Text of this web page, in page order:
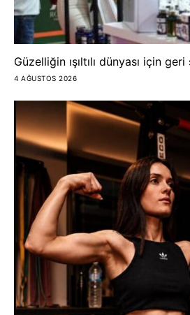
Güzelliğin ışıltılı dünyası için geri
4 AĞUSTOS 2026